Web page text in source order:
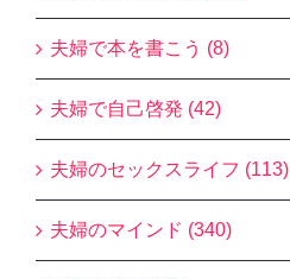
夫婦で本を書こう (8)
夫婦で自己啓発 (42)
夫婦のセックスライフ (113)
夫婦のマインド (340)